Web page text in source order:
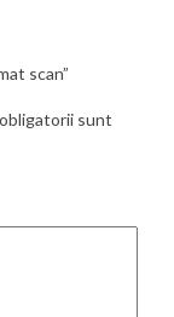
scan”
sunt